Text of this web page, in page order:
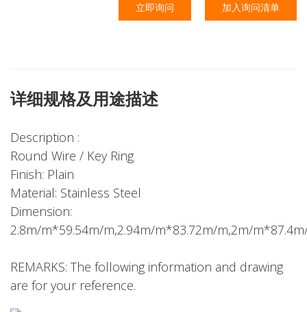
立即询问 加入询问清单
详细规格及用途描述
Description :
Round Wire / Key Ring
Finish: Plain
Material: Stainless Steel
Dimension:
2.8m/m*59.54m/m,2.94m/m*83.72m/m,2m/
REMARKS: The following information and drawing
are for your reference.